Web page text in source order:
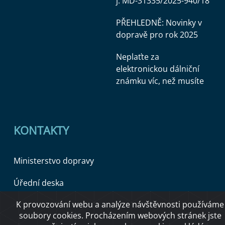
PŘEHLEDNĚ: Novinky v
dopravě pro rok 2025
Neplaťte za
elektronickou dálniční
známku víc, než musíte
KONTAKTY
Ministerstvo dopravy
Úřední deska
K provozování webu a analýze návštěvnosti používáme
soubory cookies. Procházením webových stránek jste